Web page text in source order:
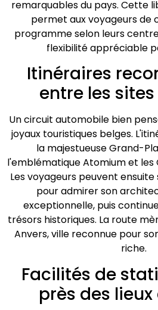
remarquables du pays. Cette
permet aux voyageurs de
programme selon leurs
flexibilité appréciable
Itinéraires
entre les
Un circuit automobile bien
joyaux touristiques belges.
la majestueuse Grand-
l'emblématique Atomium et les
Les voyageurs peuvent
pour admirer son
exceptionnelle, puis
trésors historiques. La route
Anvers, ville reconnue pour
riche.
Facilités de
près des